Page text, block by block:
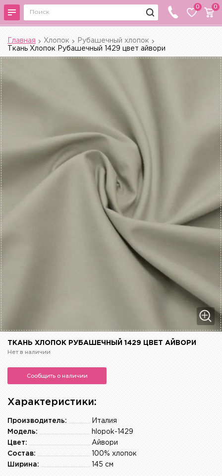
0 0
Главная Хлопок
Рубашечный хлопок
Ткань Хлопок Рубашечный 1429 цвет айвори
ТКАНЬ ХЛОПОК РУБАШЕЧНЫЙ 1429 ЦВЕТ АЙВОРИ
Нет в наличии
Сообщить о наличии
Характеристики:
Италия
Производитель:
hlopok-1429
Модель:
Айвори
Цвет:
100% хлопок
Состав:
145 см
Ширина: